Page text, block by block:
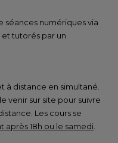
séances numériques via
tutorés par un
distance en simultané.
venir sur site pour suivre
Les cours se
après 18h ou le samedi